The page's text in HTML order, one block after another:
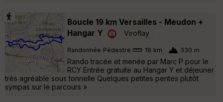
Boucle 19 km Versailles - Meudon +
Hangar Y
Viroflay
Randonnée Pédestre 18 km 330 m
Rando tracée et menée par Marc P pour le
RCY Entrée gratuite au Hangar Y et déjeuner
très agréable sous tonnelle Quelques petites pentes plutôt
sympas sur le parcours »